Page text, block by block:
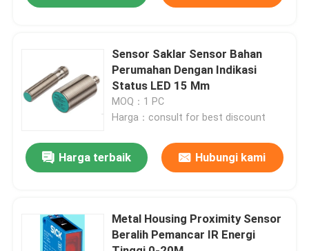
Hubungi kami
Permintaan Penawaran
Produk Otomasi Industri
Kabel dan Konektor PLC
Sensor Saklar Sensor Bahan
Perumahan Dengan Indikasi
Status LED 15 Mm
MOQ：1 PC
Harga：consult for best discount
Harga terbaik Hubungi kami
Metal Housing Proximity Sensor
Beralih Pemancar IR Energi